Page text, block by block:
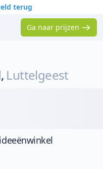
terug
Ga naar prijzen
, Luttelgeest